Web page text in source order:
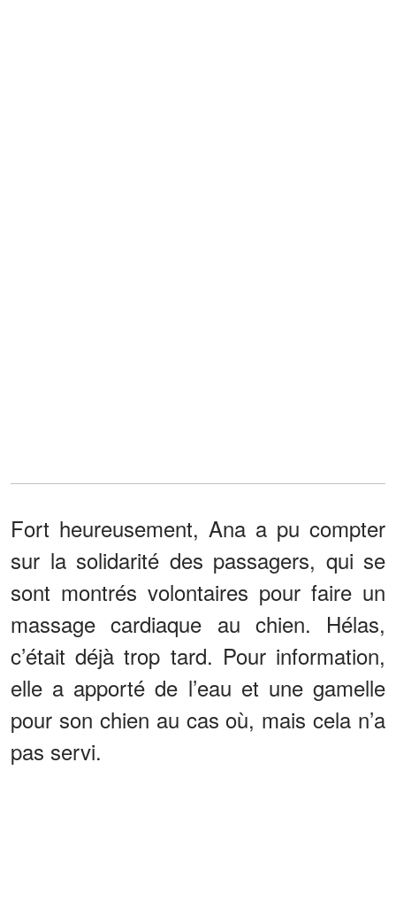
Fort heureusement, Ana a pu compter
sur la solidarité des passagers, qui se
sont montrés volontaires pour faire un
massage cardiaque au chien. Hélas,
c’était déjà trop tard. Pour information,
elle a apporté de l’eau et une gamelle
pour son chien au cas où, mais cela n’a
pas servi.